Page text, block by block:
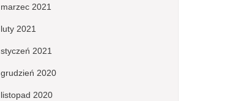
marzec 2021
luty 2021
styczeń 2021
grudzień 2020
listopad 2020